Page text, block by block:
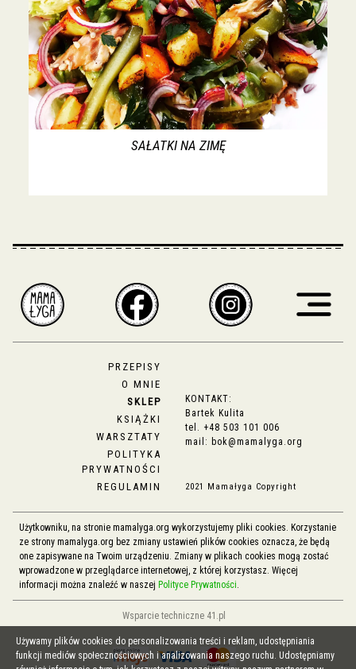
SAŁATKI NA ZIMĘ
PRZEPISY
O MNIE
SKLEP
KSIĄŻKI
WARSZTATY
POLITYKA
PRYWATNOŚCI
REGULAMIN
KONTAKT:
Bartek Kulita
tel. +48 503 101 006
mail: bok@mamalyga.org
2021 Mamałyga Copyright
Użytkowniku, na stronie mamalyga.org wykorzystujemy pliki cookies. Korzystanie
ze strony mamalyga.org bez zmiany ustawień plików cookies oznacza, że będą
one zapisywane na Twoim urządzeniu. Zmiany w plikach cookies mogą zostać
wprowadzone w przeglądarce internetowej, z której korzystasz. Więcej
informacji można znaleźć w naszej Polityce Prywatności
Wsparcie techniczne 41.pl
Używamy plików cookies do personalizowania treści i reklam, udostępniania
funkcji mediów społecznościowych i analizowania naszego ruchu. Udostępniamy